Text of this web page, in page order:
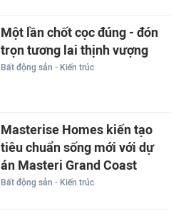
Một lần chốt cọc đúng - đón
trọn tương lai thịnh vượng
Bất động sản - Kiến trúc
Masterise Homes kiến tạo
tiêu chuẩn sống mới với dự
án Masteri Grand Coast
Bất động sản - Kiến trúc